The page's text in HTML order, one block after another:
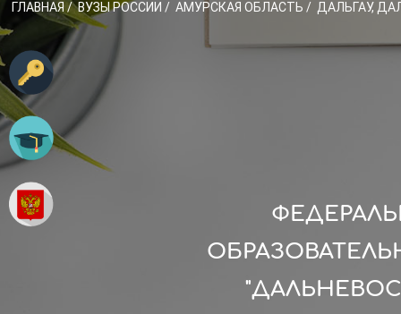
ГЛАВНАЯ / ВУЗЫ РОССИИ / АМУРСКАЯ ОБЛАСТЬ / ДАЛЬГАУ,